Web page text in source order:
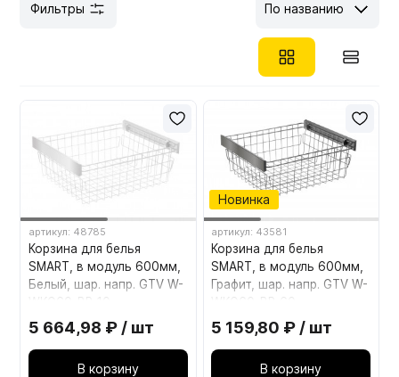
По названию
Фильтры
артикул: 48785
Корзина для белья
SMART, в модуль 600мм,
Белый, шар. напр. GTV W-
5 664,98 ₽ / шт
В корзину
Новинка
артикул: 43581
Корзина для белья
SMART, в модуль 600мм,
Графит, шар. напр. GTV W-
5 159,80 ₽ / шт
В корзину